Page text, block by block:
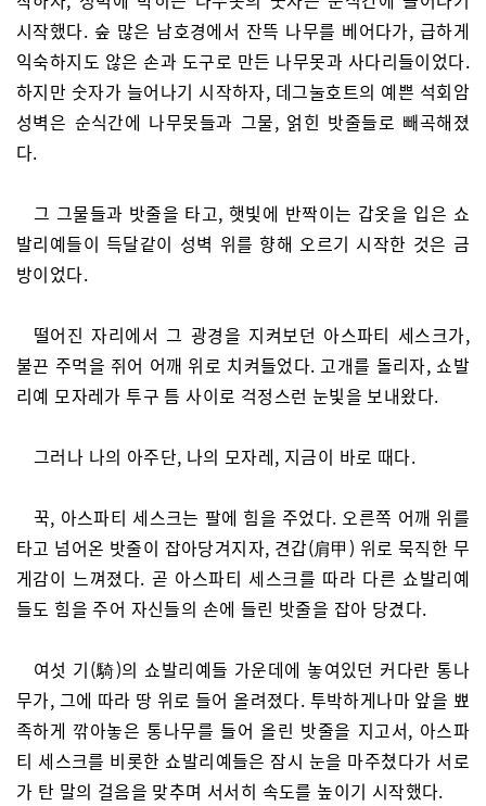
시작했다. 숲 많은 남호경에서 잔뜩 나무를 베어다가, 급하게
익숙하지도 않은 손과 도구로 만든 나무못과 사다리들이었다.
하지만 숫자가 늘어나기 시작하자, 데그눌호트의 예쁜 석회암
성벽은 순식간에 나무못들과 그물, 얽힌 밧줄들로 빼곡해졌
다.
그 그물들과 밧줄을 타고, 햇빛에 반짝이는 갑옷을 입은 쇼
발리예들이 득달같이 성벽 위를 향해 오르기 시작한 것은 금
방이었다.
떨어진 자리에서 그 광경을 지켜보던 아스파티 세스크가,
불끈 주먹을 쥐어 어깨 위로 치켜들었다. 고개를 돌리자, 쇼발
리예 모자레가 투구 틈 사이로 걱정스런 눈빛을 보내왔다.
그러나 나의 아주단, 나의 모자레, 지금이 바로 때다.
꾹, 아스파티 세스크는 팔에 힘을 주었다. 오른쪽 어깨 위를
타고 넘어온 밧줄이 잡아당겨지자, 견갑(肩甲) 위로 묵직한 무
게감이 느껴졌다. 곧 아스파티 세스크를 따라 다른 쇼발리예
들도 힘을 주어 자신들의 손에 들린 밧줄을 잡아 당겼다.
여섯 기(騎)의 쇼발리예들 가운데에 놓여있던 커다란 통나
무가, 그에 따라 땅 위로 들어 올려졌다. 투박하게나마 앞을 뾰
족하게 깎아놓은 통나무를 들어 올린 밧줄을 지고서, 아스파
티 세스크를 비롯한 쇼발리예들은 잠시 눈을 마주쳤다가 서로
가 탄 말의 걸음을 맞추며 서서히 속도를 높이기 시작했다.